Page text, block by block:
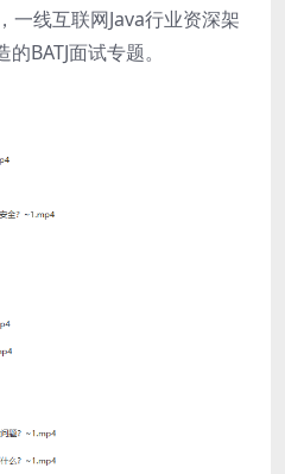
一线互联网Java行业资深架
BATJ面试专题。